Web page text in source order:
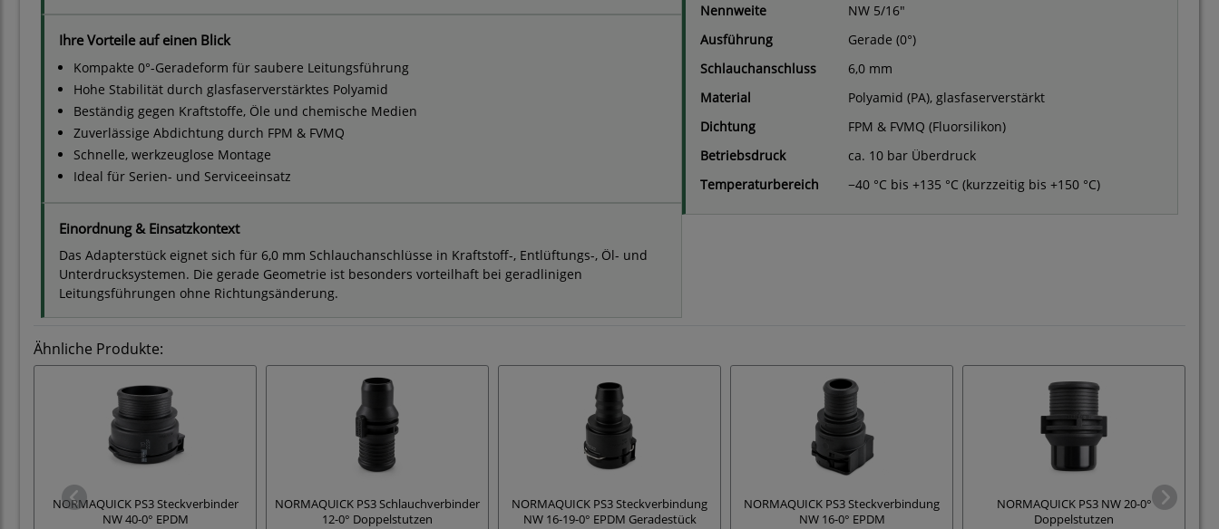
Ihre Vorteile auf einen Blick
Kompakte 0°-Geradeform für saubere Leitungsführung
Hohe Stabilität durch glasfaserverstärktes Polyamid
Beständig gegen Kraftstoffe, Öle und chemische Medien
Zuverlässige Abdichtung durch FPM & FVMQ
Schnelle, werkzeuglose Montage
Ideal für Serien- und Serviceeinsatz
Einordnung & Einsatzkontext
Das Adapterstück eignet sich für 6,0 mm Schlauchanschlüsse in Kraftstoff-, Entlüftungs-, Öl- und
Unterdrucksystemen. Die gerade Geometrie ist besonders vorteilhaft bei geradlinigen
Leitungsführungen ohne Richtungsänderung.
Nennweite
NW 5/16"
Ausführung
Gerade (0°)
Schlauchanschluss
6,0 mm
Material
Polyamid (PA), glasfaserverstärkt
Dichtung
FPM & FVMQ (Fluorsilikon)
Betriebsdruck
ca. 10 bar Überdruck
Temperaturbereich
−40 °C bis +135 °C (kurzzeitig bis +150 °C)
Ähnliche Produkte:
NORMAQUICK PS3 Steckverbinder
NW 40-0° EPDM
NORMAQUICK PS3 Schlauchverbinder
12-0° Doppelstutzen
NORMAQUICK PS3 Steckverbindung
NW 16-19-0° EPDM Geradestück
NORMAQUICK PS3 Steckverbindung
NW 16-0° EPDM
NORMAQUICK PS3 NW 20-0°
Doppelstutzen